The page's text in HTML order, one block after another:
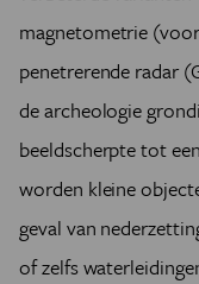
magnetometrie
penetrerende radar
de archeologie
beeldscherpte tot
worden kleine
geval van
of zelfs